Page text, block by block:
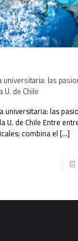
universitaria: las
U. de Chile
universitaria: las
U. de Chile Entre
combina el[…]